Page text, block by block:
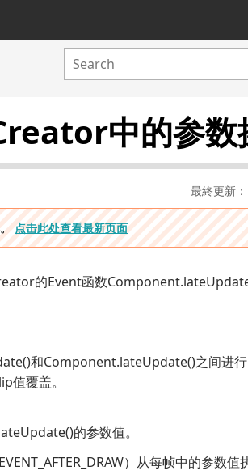
中的参数
最終更新
。点击此处查看最新页面
的Event函数
和Component.lateUpdate()之间进行
值覆盖。
的参数值。
）从每帧中的参数值